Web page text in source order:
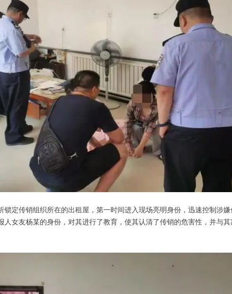
定传销组织所在的出租屋，第一时间进入现场亮明身份，迅速控制涉嫌
人女友杨某的身份，对其进行了教育，使其认清了传销的危害性，并与